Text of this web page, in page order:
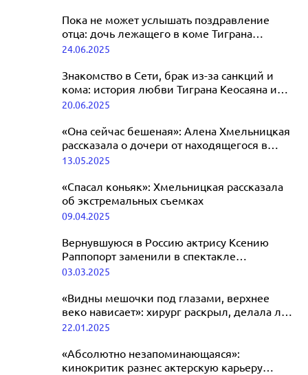
Пока не может услышать поздравление
отца: дочь лежащего в коме Тиграна
Кеосаяна отмечает день рождения
24.06.2025
Знакомство в Сети, брак из-за санкций и
кома: история любви Тиграна Кеосаяна и
Маргариты Симоньян
20.06.2025
«Она сейчас бешеная»: Алена Хмельницкая
рассказала о дочери от находящегося в
коме Тиграна Кеосаяна
13.05.2025
«Спасал коньяк»: Хмельницкая рассказала
об экстремальных съемках
09.04.2025
Вернувшуюся в Россию актрису Ксению
Раппопорт заменили в спектакле
Хмельницкой
03.03.2025
«Видны мешочки под глазами, верхнее
веко нависает»: хирург раскрыл, делала ли
Хмельницкая пластику
22.01.2025
«Абсолютно незапоминающаяся»:
кинокритик разнес актерскую карьеру